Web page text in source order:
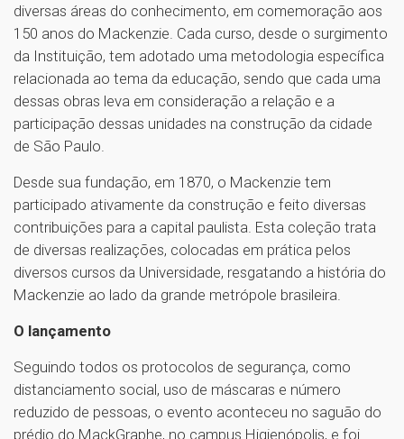
diversas áreas do conhecimento, em comemoração aos
150 anos do Mackenzie. Cada curso, desde o surgimento
da Instituição, tem adotado uma metodologia específica
relacionada ao tema da educação, sendo que cada uma
dessas obras leva em consideração a relação e a
participação dessas unidades na construção da cidade
de São Paulo.
Desde sua fundação, em 1870, o Mackenzie tem
participado ativamente da construção e feito diversas
contribuições para a capital paulista. Esta coleção trata
de diversas realizações, colocadas em prática pelos
diversos cursos da Universidade, resgatando a história do
Mackenzie ao lado da grande metrópole brasileira.
O lançamento
Seguindo todos os protocolos de segurança, como
distanciamento social, uso de máscaras e número
reduzido de pessoas, o evento aconteceu no saguão do
prédio do MackGraphe, no campus Higienópolis, e foi